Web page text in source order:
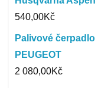
540,00Kč
Palivové čerpadlo
PEUGEOT
2 080,00Kč